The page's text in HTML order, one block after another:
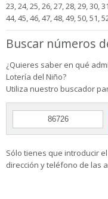
23, 24, 25, 26, 27, 28, 29, 30,
44, 45, 46, 47, 48, 49, 50, 51,
Buscar números
¿Quieres saber en qué
Lotería del Niño?
Utiliza nuestro buscador
Sólo tienes que introducir
dirección y teléfono de las